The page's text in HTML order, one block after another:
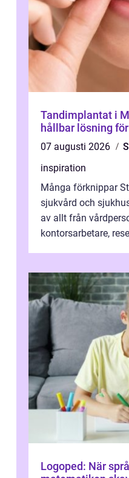
Tandimplantat i
hållbar lösning
07 augusti 2026
inspiration
Många förknippar
sjukvård och
av allt från
kontorsarbetare,
Logoped: När